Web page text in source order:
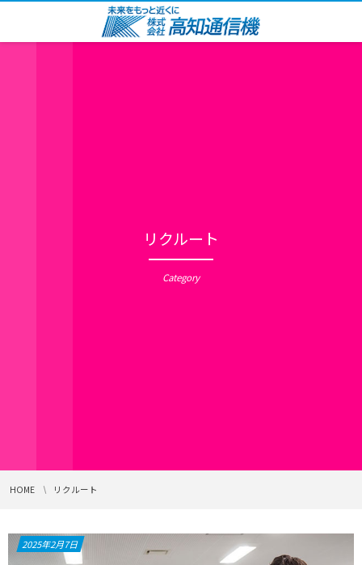
リクルート
Category
HOME リクルート
2025年2月7日